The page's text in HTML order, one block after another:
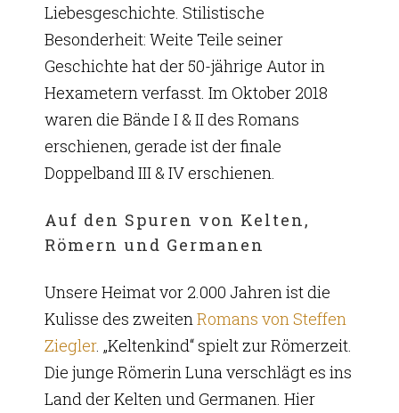
Liebesgeschichte. Stilistische
Besonderheit: Weite Teile seiner
Geschichte hat der 50-jährige Autor in
Hexametern verfasst. Im Oktober 2018
waren die Bände I & II des Romans
erschienen, gerade ist der finale
Doppelband III & IV erschienen.
Auf den Spuren von Kelten,
Römern und Germanen
Unsere Heimat vor 2.000 Jahren ist die
Kulisse des zweitenRomans von Steffen
Ziegler. „Keltenkind“ spielt zur Römerzeit.
Die junge Römerin Luna verschlägt es ins
Land der Kelten und Germanen. Hier